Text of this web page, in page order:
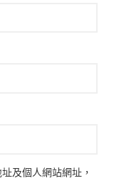
及個人網站網址，